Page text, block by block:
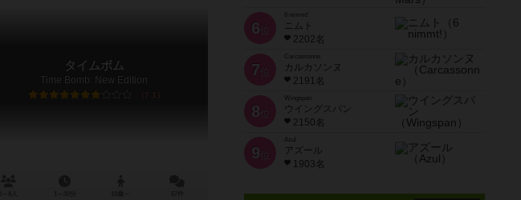
タイムボム
Time Bomb: New Edition
7.1
6 位
ニムト
2202名
7 位
Carcassonne
カルカソンヌ
2191名
8 位
Wingspan
ウイングスパン
2150名
9 位
Azul
アズール
1903名